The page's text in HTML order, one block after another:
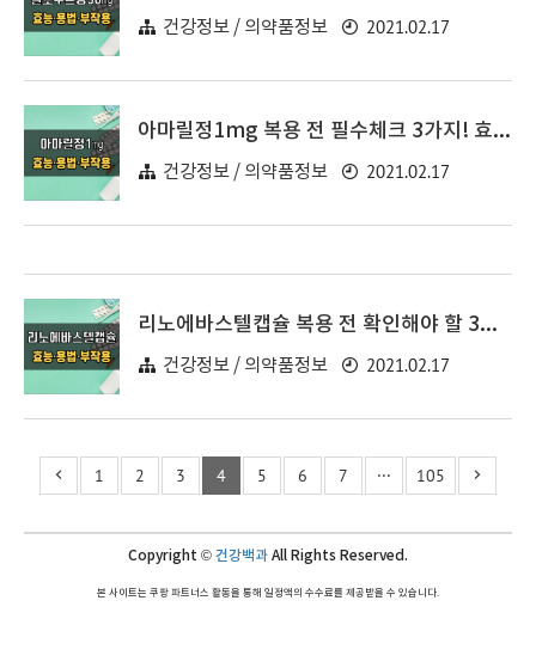
건강정보 / 의약품정보 2021.02.17
아마릴정1mg 복용 전 필수체크 3가지! 효능·효과, 복용법, 주의사항(부작용)
건강정보 / 의약품정보 2021.02.17
리노에바스텔캡슐 복용 전 확인해야 할 3가지! 효능·효과, 복용법, 주의사항(부작용)
건강정보 / 의약품정보 2021.02.17
1 2 3 4 5 6 7 ··· 105
Copyright © 건강백과 All Rights Reserved.
본 사이트는 쿠팡 파트너스 활동을 통해 일정액의 수수료를 제공받을 수 있습니다.